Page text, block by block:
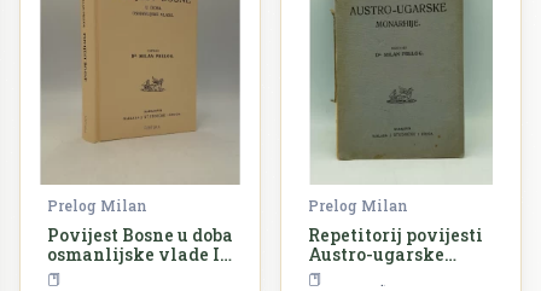
Prelog Milan
Povijest Bosne u doba
osmanlijske vlade I-
II
Bosna i Hercegovina
Prelog Milan
Repetitorij povijesti
Austro-ugarske
monarhije